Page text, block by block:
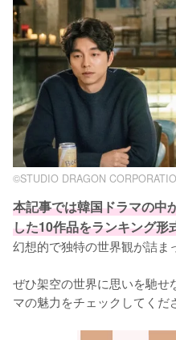
©︎STUDIO DRAGON
本記事では韓国ドラマの中
した10作品をランキング形
幻想的で独特の世界観が詰ま
ぜひ架空の世界に思いを馳せ
マの魅力をチェックしてくだ